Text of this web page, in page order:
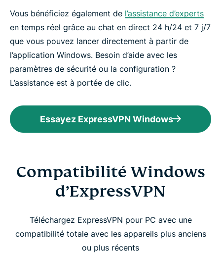
Vous bénéficiez également de l’assistance d’experts
en temps réel grâce au chat en direct 24 h/24 et 7 j/7
que vous pouvez lancer directement à partir de
l’application Windows. Besoin d’aide avec les
paramètres de sécurité ou la configuration ?
L’assistance est à portée de clic.
Essayez ExpressVPN Windows
Compatibilité Windows
d’ExpressVPN
Téléchargez ExpressVPN pour PC avec une
compatibilité totale avec les appareils plus anciens
ou plus récents